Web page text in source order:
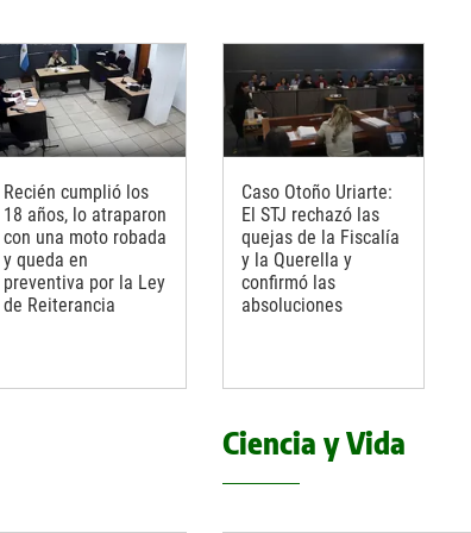
Recién cumplió los
18 años, lo atraparon
con una moto robada
y queda en
preventiva por la Ley
de Reiterancia
Caso Otoño Uriarte:
El STJ rechazó las
quejas de la Fiscalía
y la Querella y
confirmó las
absoluciones
Ciencia y Vida